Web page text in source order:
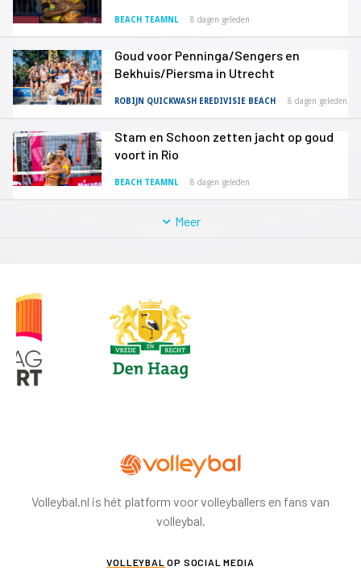
BEACH TEAMNL 8 dagen geleden
Goud voor Penninga/Sengers en
Bekhuis/Piersma in Utrecht
ROBIJN QUICKWASH EREDIVISIE BEACH 8 dagen geleden
Stam en Schoon zetten jacht op goud
voort in Rio
BEACH TEAMNL 8 dagen geleden
Meer
Volleybal.nl is hét platform voor volleyballers en fans van
volleybal.
VOLLEYBAL OP SOCIAL MEDIA